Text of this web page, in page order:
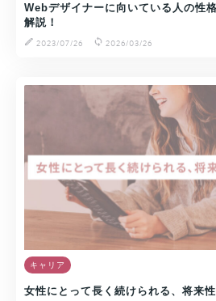
Webデザイナーに向いている人の性
解説！
2023/07/26
2026/03/26
キャリア
女性にとって長く続けられる、将来